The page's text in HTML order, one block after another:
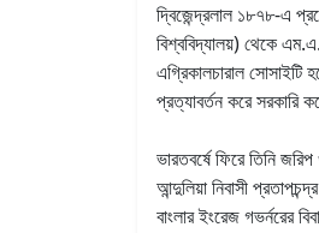
দ্বিজেন্দ্রলাল ১৮৭৮-এ
বিশ্ববিদ্যালয়) থেকে
এগ্রিকালচারাল
প্রত্যাবর্তন করে সরকারি
ভারতবর্ষে ফিরে তিনি
আন্দুলিয়া নিবাসী
বাংলার ইংরেজ গভর্নরের